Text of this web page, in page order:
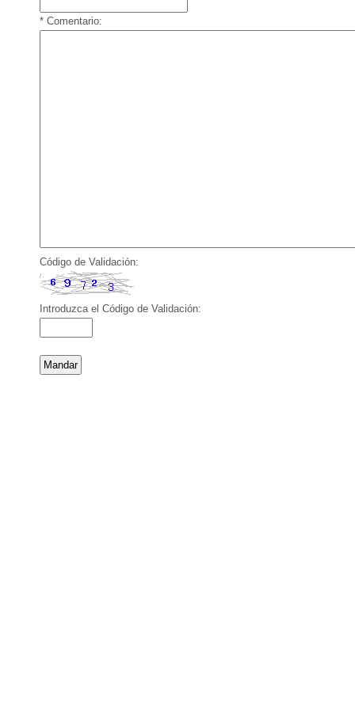
* Comentario:
Código de Validación:
Introduzca el Código de Validación: